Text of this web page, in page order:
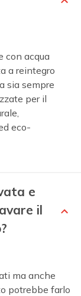
con acqua
a reintegro
sia sempre
per il
eco-
e
il
ma anche
potrebbe farlo